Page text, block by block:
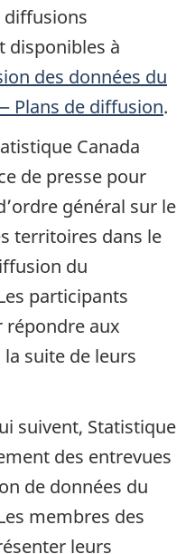
diffusions
disponibles à
des données du
Plans de diffusion.
Canada
de presse pour
général sur le
territoires dans le
du
participants
répondre aux
suite de leurs
suivent, Statistique
des entrevues
de données du
membres des
leurs